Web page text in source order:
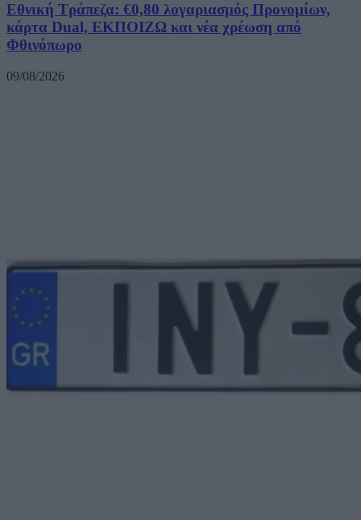
Εθνική Τράπεζα: €0,80 λογαριασμός Προνομίων,
κάρτα Dual, ΕΚΠΟΙΖΩ και νέα χρέωση από
Φθινόπωρο
09/08/2026